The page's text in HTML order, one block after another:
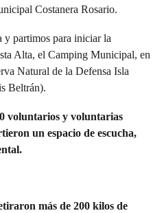
Costanera Rosario.
y partimos para iniciar la
Alta, el Camping Municipal, en
Natural de la Defensa Isla
Beltrán).
voluntarios y voluntarias
un espacio de escucha,
más de 200 kilos de